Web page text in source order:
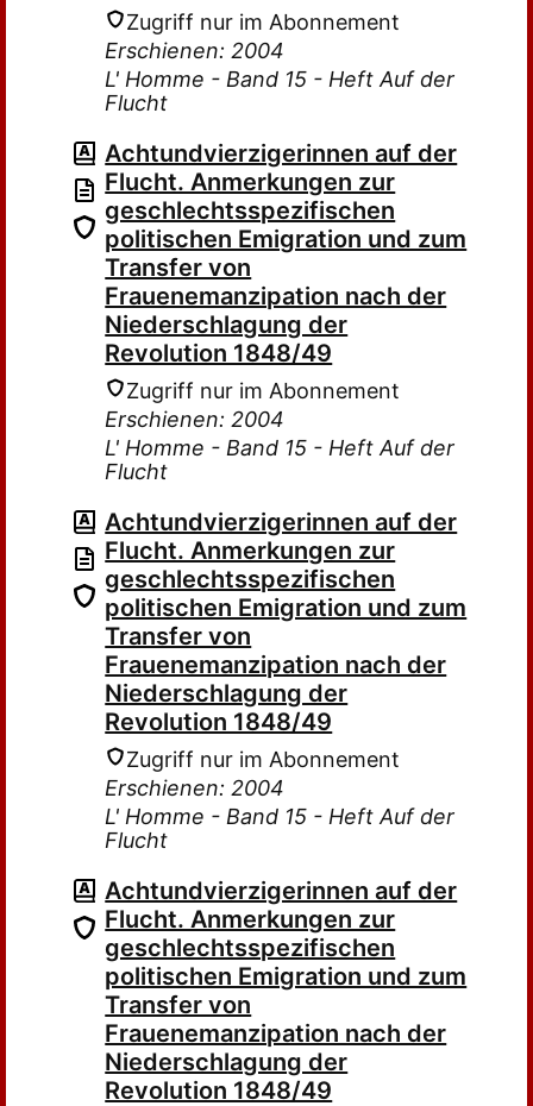
Zugriff nur im Abonnement
Erschienen: 2004
L' Homme - Band 15 - Heft Auf der
Flucht
Achtundvierzigerinnen auf der
Flucht. Anmerkungen zur
geschlechtsspezifischen
politischen Emigration und zum
Transfer von
Frauenemanzipation nach der
Niederschlagung der
Revolution 1848/49
Zugriff nur im Abonnement
Erschienen: 2004
L' Homme - Band 15 - Heft Auf der
Flucht
Achtundvierzigerinnen auf der
Flucht. Anmerkungen zur
geschlechtsspezifischen
politischen Emigration und zum
Transfer von
Frauenemanzipation nach der
Niederschlagung der
Revolution 1848/49
Zugriff nur im Abonnement
Erschienen: 2004
L' Homme - Band 15 - Heft Auf der
Flucht
Achtundvierzigerinnen auf der
Flucht. Anmerkungen zur
geschlechtsspezifischen
politischen Emigration und zum
Transfer von
Frauenemanzipation nach der
Niederschlagung der
Revolution 1848/49